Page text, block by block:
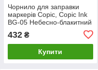
Чорнило для заправки
маркерів Copic, Copic Ink
BG-05 Небесно-блакитний
432 ₴
Купити